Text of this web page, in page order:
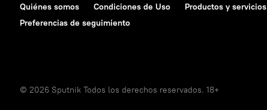
Quiénes somos Condiciones de Uso Productos y servicios
Preferencias de seguimiento
© 2026 Sputnik Todos los derechos reservados. 18+